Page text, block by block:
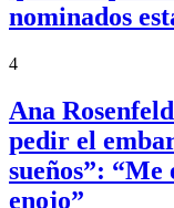
nominados
4
Ana
pedir el
sueños”:
enojo”